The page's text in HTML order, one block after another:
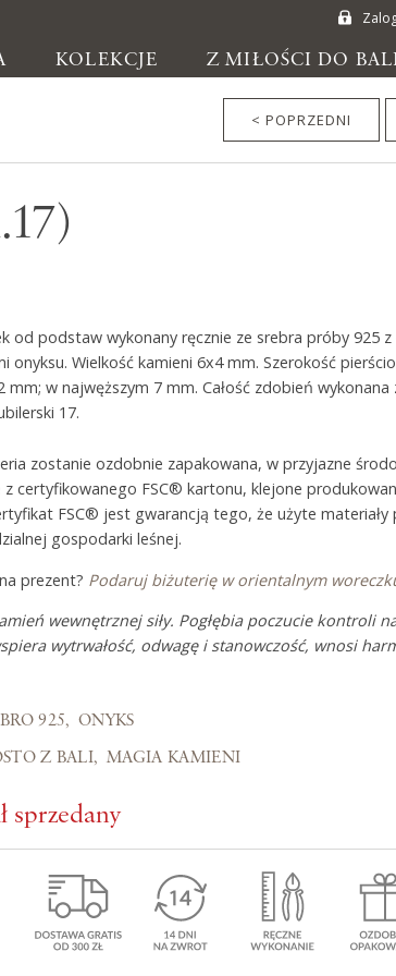
KOLEKCJE Z MIŁOŚCI DO
do Bali
zaczęło?
pełna inspiracji
< POPRZEDNI
od podstaw wykonany ręcznie ze srebra próby 925
onyksu. Wielkość kamieni 6x4 mm. Szerokość
mm; w najwęższym 7 mm. Całość zdobień wykonana
17.
zostanie ozdobnie zapakowana, w przyjazne
z certyfikowanego FSC® kartonu, klejone
FSC® jest gwarancją tego, że użyte materiały
gospodarki leśnej.
prezent? Podaruj biżuterię w orientalnym
wewnętrznej siły. Pogłębia poczucie kontroli
wytrwałość, odwagę i stanowczość, wnosi
925 ONYKS
Z BALI MAGIA KAMIENI
sprzedany